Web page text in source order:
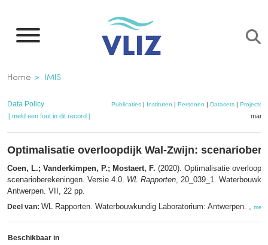
naar
inhoud
gaan
Kruimelpad
Home IMIS
Data Policy Publicaties| Instituten | Personen | Datasets| Projecten
[ meld een fout in dit record ]
Optimalisatie overloopdijk Wal-Zwijn:
Coen, L.; Vanderkimpen, P.; Mostaert, F. (2020). Optimalisatie
scenarioberekeningen. Versie 4.0. WL Rapporten, 20_039_1.
Antwerpen. VII, 22 pp.
Deel van: WL Rapporten. Waterbouwkundig Laboratorium: Antwerpen. , meer
Beschikbaar in